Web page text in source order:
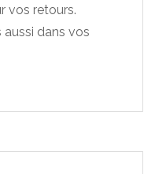
vos retours.
dans vos